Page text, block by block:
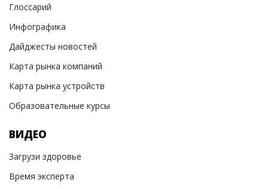
Глоссарий
Инфографика
Дайджесты новостей
Карта рынка компаний
Карта рынка устройств
Образовательные курсы
ВИДЕО
Загрузи здоровье
Время эксперта